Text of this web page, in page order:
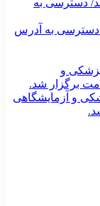
دسترسی به آدرس
و آزمایشگاهی